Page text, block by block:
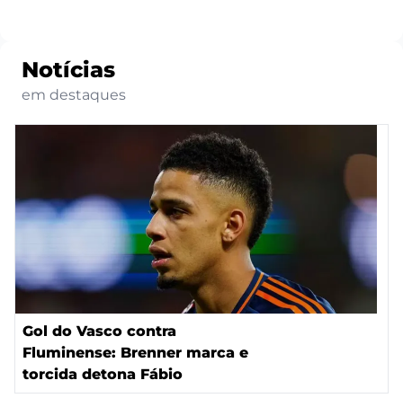
Notícias
em destaques
Gol do Vasco contra
Fluminense: Brenner marca e
torcida detona Fábio